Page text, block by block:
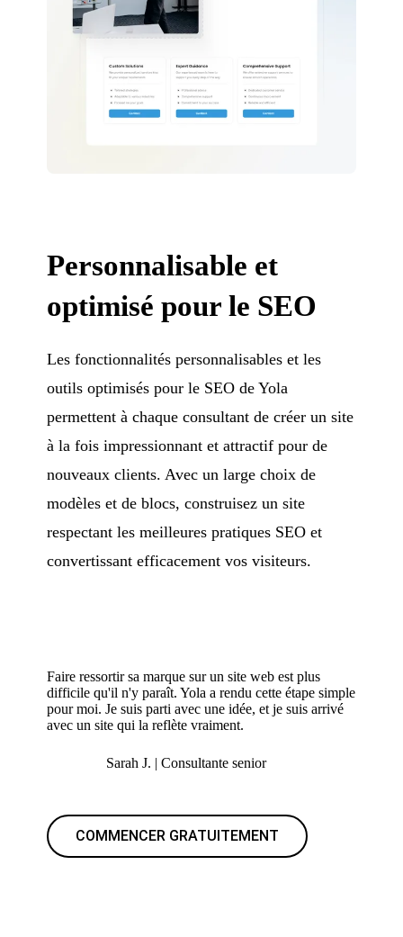
Personnalisable et
optimisé pour le SEO
Les fonctionnalités personnalisables et les
outils optimisés pour le SEO de Yola
permettent à chaque consultant de créer un site
à la fois impressionnant et attractif pour de
nouveaux clients. Avec un large choix de
modèles et de blocs, construisez un site
respectant les meilleures pratiques SEO et
convertissant efficacement vos visiteurs.
Faire ressortir sa marque sur un site web est plus
difficile qu'il n'y paraît. Yola a rendu cette étape simple
pour moi. Je suis parti avec une idée, et je suis arrivé
avec un site qui la reflète vraiment.
Sarah J. | Consultante senior
COMMENCER GRATUITEMENT